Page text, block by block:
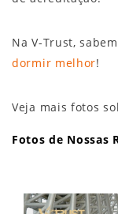
Na V-Trust,
dormir melhor!
Veja mais fotos
Fotos de Nossas